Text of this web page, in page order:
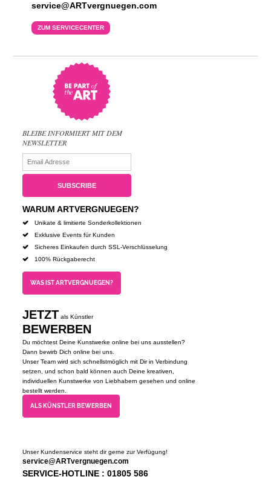
service@ARTvergnuegen.com
ZUM SERVICECENTER
BLEIBE INFORMIERT MIT DEM
NEWSLETTER
WARUM ARTVERGNUEGEN?
Unikate & limitierte Sonderkollektionen
Exklusive Events für Kunden
Sicheres Einkaufen durch SSL-Verschlüsselung
100% Rückgaberecht
WAS IST ARTVERGNUEGEN?
JETZT als Künstler
BEWERBEN
Du möchtest Deine Kunstwerke online bei uns ausstellen?
Dann bewirb Dich online bei uns.
Unser Team wird sich schnellstmöglich mit Dir in Verbindung
setzen, und schon bald können auch Deine kreativen,
individuellen Kunstwerke von Liebhabern gesehen und online
bestellt werden.
ALS KÜNSTLER BEWERBEN
Unser Kundenservice steht dir gerne zur Verfügung!
service@ARTvergnuegen.com
SERVICE-HOTLINE : 01805 586